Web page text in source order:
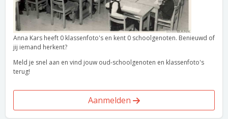
Anna Kars heeft 0 klassenfoto's en kent 0 schoolgenoten. Benieuwd of
jij iemand herkent?
Meld je snel aan en vind jouw oud-schoolgenoten en klassenfoto's
terug!
Aanmelden